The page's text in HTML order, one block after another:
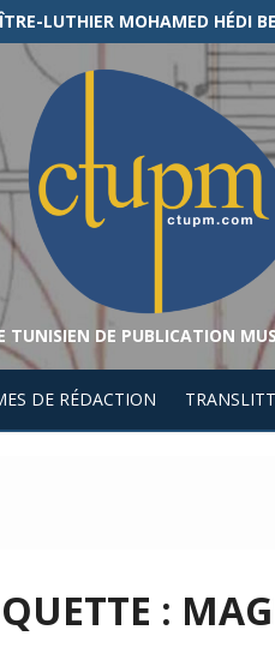
SÎDÎ ‘ABÎD (FRONTIÈRE
TUNISIEN DE PUBLICATION
DE RÉDACTION
: